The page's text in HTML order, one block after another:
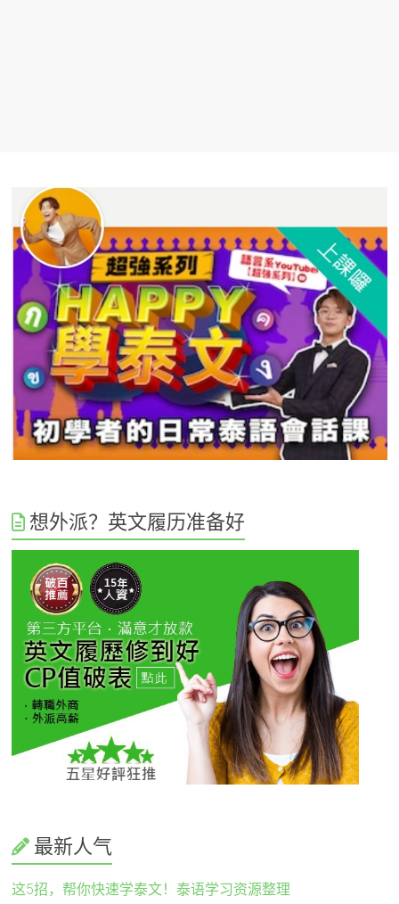
想外派？英文履历准备好
最新人气
这5招，帮你快速学泰文！泰语学习资源整理